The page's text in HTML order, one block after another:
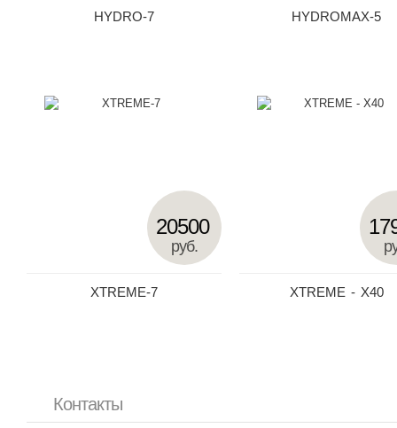
HYDRO-7 HYDROMAX-5
XTREME-7
20500
руб.
XTREME - X40
Контакты